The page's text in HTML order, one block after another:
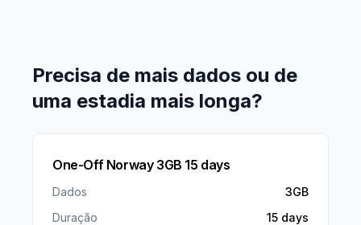
Precisa de mais dados ou de
uma estadia mais longa?
One-Off Norway 3GB 15 days
Dados
3GB
Duração
15 days